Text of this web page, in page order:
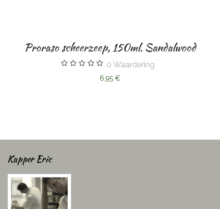
Proraso scheerzeep, 150ml. Sandalwood
0Waardering
Kapper Eric